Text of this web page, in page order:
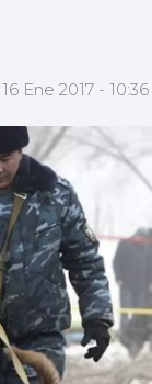
16 Ene 2017 - 10:36